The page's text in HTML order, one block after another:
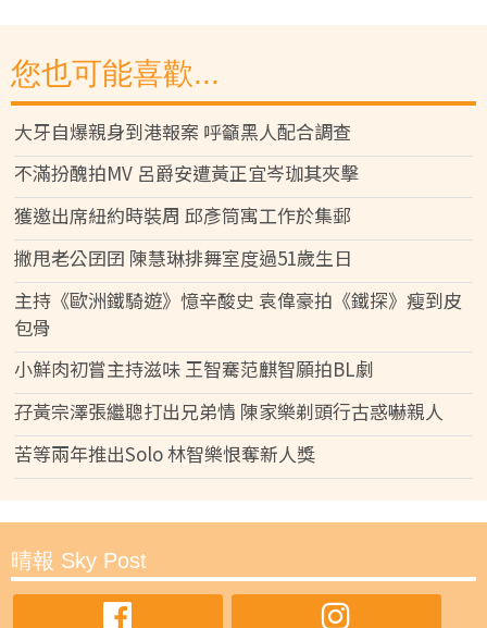
您也可能喜歡...
大牙自爆親身到港報案 呼籲黑人配合調查
不滿扮醜拍MV 呂爵安遭黃正宜岑珈其夾擊
獲邀出席紐約時裝周 邱彥筒寓工作於集郵
撇甩老公囝囝 陳慧琳排舞室度過51歲生日
主持《歐洲鐵騎遊》憶辛酸史 袁偉豪拍《鐵探》瘦到皮
包骨
小鮮肉初嘗主持滋味 王智騫范麒智願拍BL劇
孖黃宗澤張繼聰打出兄弟情 陳家樂剃頭行古惑嚇親人
苦等兩年推出Solo 林智樂恨奪新人獎
晴報 Sky Post